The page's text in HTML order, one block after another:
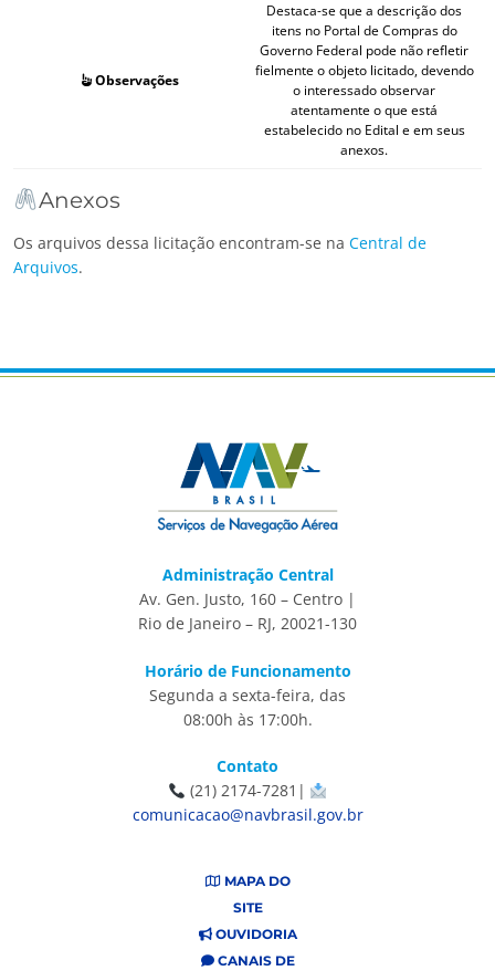
Observações
Destaca-se que a descrição dos
itens no Portal de Compras do
Governo Federal pode não refletir
fielmente o objeto licitado, devendo
o interessado observar
atentamente o que está
estabelecido no Edital e em seus
anexos.
Anexos
Os arquivos dessa licitação encontram-se na Central de
Arquivos.
Administração Central
Av. Gen. Justo, 160 – Centro |
Rio de Janeiro – RJ, 20021-130
Horário de Funcionamento
Segunda a sexta-feira, das
08:00h às 17:00h.
Contato
(21) 2174-7281|
comunicacao@navbrasil.gov.br
MAPA DO
SITE
OUVIDORIA
CANAIS DE